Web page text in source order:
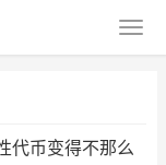
代币变得不那么